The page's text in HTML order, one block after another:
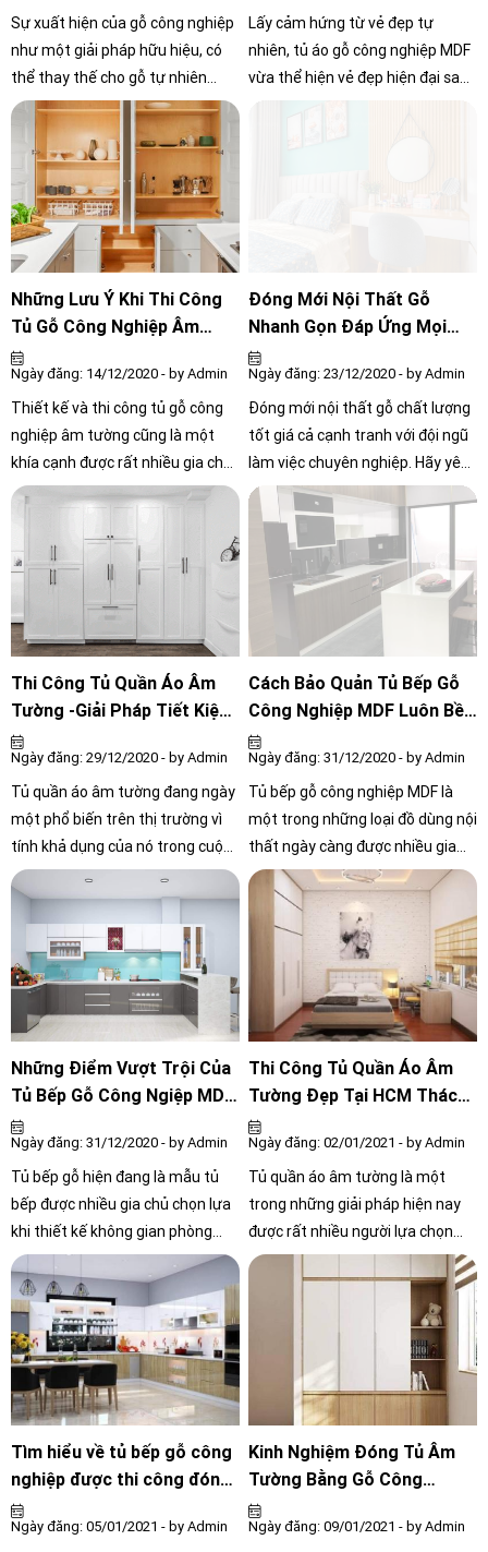
Sự xuất hiện của gỗ công nghiệp
như một giải pháp hữu hiệu, có
thể thay thế cho gỗ tự nhiên
trong quá trình đóng mới tủ bếp
gỗ công nghiệp, so với gỗ tự
nhiên với giá thành cao thì gỗ
công nghiệp là sự lựa chọn tối ưu
nhất cho việc thi công nội thất gỗ
cho căn nhà của bạn
Lấy cảm hứng từ vẻ đẹp tự
nhiên, tủ áo gỗ công nghiệp MDF
vừa thể hiện vẻ đẹp hiện đại sang
Những Lưu Ý Khi Thi Công
Tủ Gỗ Công Nghiệp Âm
Tường Cho Không Gian Đẹp
Ngày đăng: 14/12/2020 - by Admin
Thiết kế và thi công tủ gỗ công
nghiệp âm tường cũng là một
khía cạnh được rất nhiều gia chủ
quan tâm. Bởi nó không chỉ tiện
mỹ cho ngôi nhà, tận dụng các
khoảng không gian trống hoàn
Đóng Mới Nội Thất Gỗ
Nhanh Gọn Đáp Ứng Mọi
Yêu Cầu
Ngày đăng: 23/12/2020 - by Admin
Đóng mới nội thất gỗ chất lượng
tốt giá cả cạnh tranh với đội ngũ
làm việc chuyên nghiệp. Hãy yên
tâm vì đã có Nội Thất Công Chính
– đơn vị chuyên cung cấp thi
công đồ nội thất có tiếng trong
ngành, đã nhận được rất nhiều
sự đánh giá tích cực của khách
hàng trong thời gian qua.
Thi Công Tủ Quần Áo Âm
Tường -Giải Pháp Tiết Kiệm
Cho Không Gian Nhà Bạn
Ngày đăng: 29/12/2020 - by Admin
Tủ quần áo âm tường đang ngày
một phổ biến trên thị trường vì
tính khả dụng của nó trong cuộc
sống hằng ngày. Bạn sẽ không
phải lo lắng vấn đề về không gian
khi thi công tủ quần áo âm tường
cho ngôi nhà của bạn
Cách Bảo Quản Tủ Bếp Gỗ
Công Nghiệp MDF Luôn Bền
Đẹp
Ngày đăng: 31/12/2020 - by Admin
Tủ bếp gỗ công nghiệp MDF là
một trong những loại đồ dùng nội
thất ngày càng được nhiều gia
đình ưa chuộng hơn nhờ những
điểm vượt trội của nó. Bên cạnh
đó, tủ bếp gỗ là nơi thường xuyên
tiếp xúc với dầu mỡ nên tình
trạng hư hỏng hoặc giảm tuổi
thọ rất dễ xảy ra nếu chúng ta
không biết bảo quản đúng cách
Những Điểm Vượt Trội Của
Tủ Bếp Gỗ Công Ngiệp MDF
Thế Nào?
Ngày đăng: 31/12/2020 - by Admin
Tủ bếp gỗ hiện đang là mẫu tủ
bếp được nhiều gia chủ chọn lựa
khi thiết kế không gian phòng
bếp nhà mình. Với các đặc tính
nổi bật về kiểu dáng đến chất
lượng, đặc biệt là tủ bếp gỗ công
nghiệp MDF Acrylic, luôn làm hài
lòng người tiêu dùng.
Thi Công Tủ Quần Áo Âm
Tường Đẹp Tại HCM Thách
Thức Mọi Không Gian cho
ngôi nhà
Ngày đăng: 02/01/2021 - by Admin
Tủ quần áo âm tường là một
trong những giải pháp hiện nay
được rất nhiều người lựa chọn
nhằm tiết kiệm diện tích cho căn
phòng, che đi những khuyết điểm
không vuông vức khi thiết kế, tạo
ra một không gian hiện đại.
Tìm hiểu về tủ bếp gỗ công
nghiệp được thi công đóng
mới thế nào cho nhà bếp
Ngày đăng: 05/01/2021 - by Admin
Kinh Nghiệm Đóng Tủ Âm
Tường Bằng Gỗ Công
Nghiệp
Ngày đăng: 09/01/2021 - by Admin